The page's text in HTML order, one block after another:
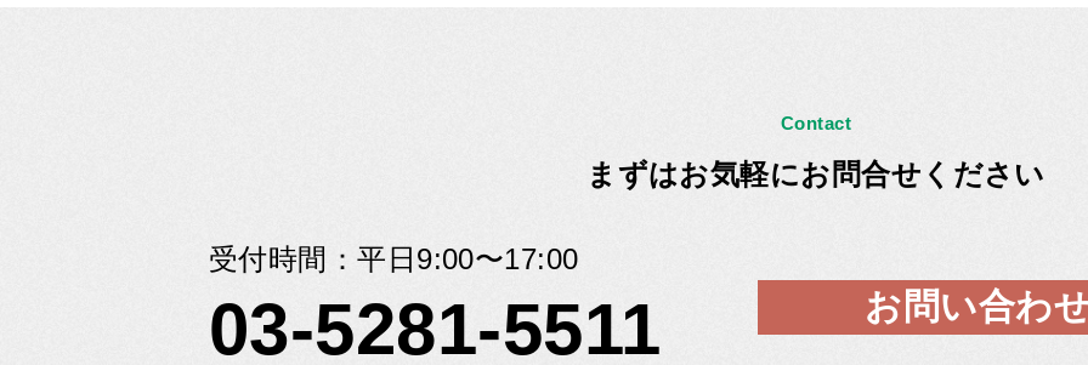
Contact
まずはお気軽にお問合せください
受付時間：平日9:00〜17:00
03-5281-5511 お問い合わ